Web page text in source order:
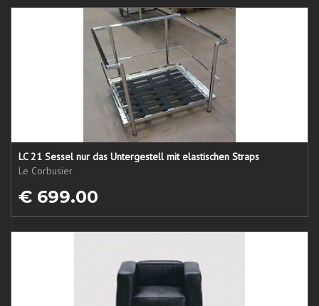
LC 21 Sessel nur das Untergestell mit elastischen Straps
Le Corbusier
€ 699.00